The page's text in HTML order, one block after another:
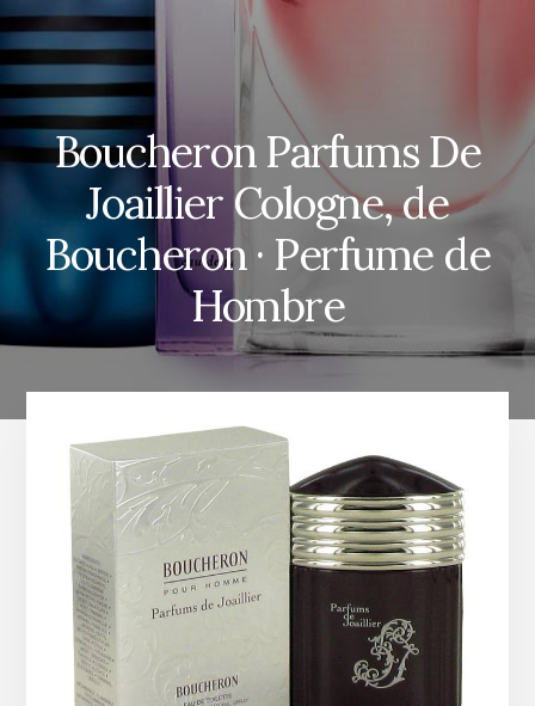
Boucheron Parfums De
Joaillier Cologne, de
Boucheron · Perfume de
Hombre